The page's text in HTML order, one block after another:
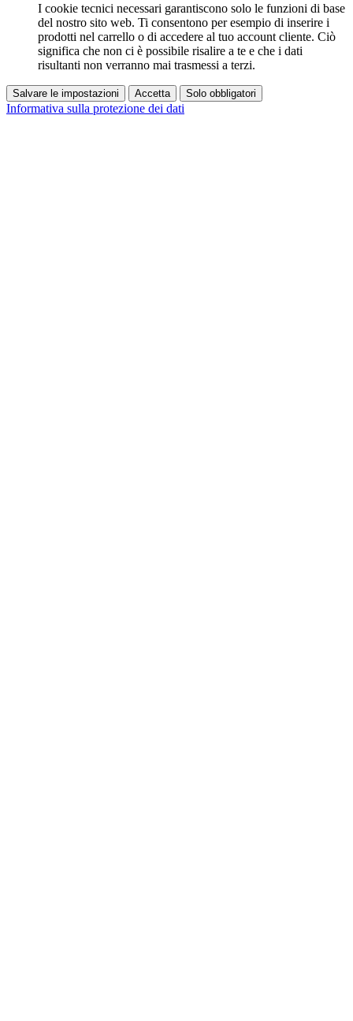
I cookie tecnici necessari garantiscono solo le funzioni di base
del nostro sito web. Ti consentono per esempio di inserire i
prodotti nel carrello o di accedere al tuo account cliente. Ciò
significa che non ci è possibile risalire a te e che i dati
risultanti non verranno mai trasmessi a terzi.
Salvare le impostazioni Accetta Solo obbligatori
Informativa sulla protezione dei dati